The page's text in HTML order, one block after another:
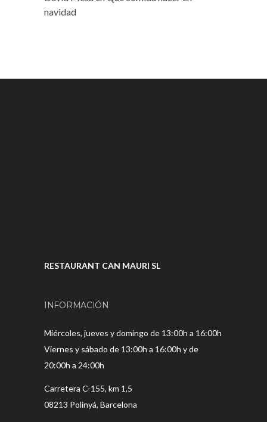
navidad
RESTAURANT CAN MAURI SL
INFORMACIÓN
Miércoles, jueves y domingo de 13:00h a 16:00h
Viernes y sábado de 13:00h a 16:00h y de
20:00h a 24:00h
Carretera C-155, km 1,5
08213 Polinyá, Barcelona